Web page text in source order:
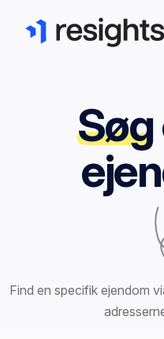
Søg
Find en specifik ejendom